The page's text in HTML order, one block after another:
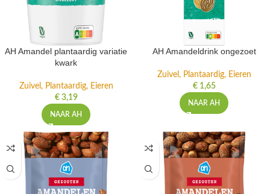
AH Amandel plantaardig variatie
kwark
Zuivel, Plantaardig, Eieren
€3,19
NAAR AH
AH Amandeldrink ongezoet
Zuivel, Plantaardig, Eieren
€1,65
NAAR AH